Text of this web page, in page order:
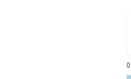
0